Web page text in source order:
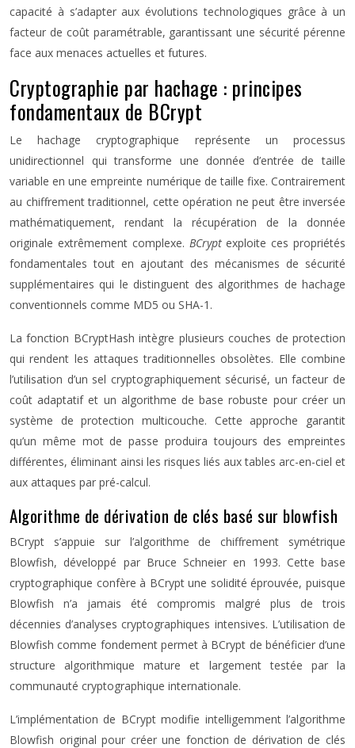
capacité à s’adapter aux évolutions technologiques grâce à un
facteur de coût paramétrable, garantissant une sécurité pérenne
face aux menaces actuelles et futures.
Cryptographie par hachage : principes
fondamentaux de BCrypt
Le hachage cryptographique représente un processus
unidirectionnel qui transforme une donnée d’entrée de taille
variable en une empreinte numérique de taille fixe. Contrairement
au chiffrement traditionnel, cette opération ne peut être inversée
mathématiquement, rendant la récupération de la donnée
originale extrêmement complexe. BCrypt exploite ces propriétés
fondamentales tout en ajoutant des mécanismes de sécurité
supplémentaires qui le distinguent des algorithmes de hachage
conventionnels comme MD5 ou SHA-1.
La fonction BCryptHash intègre plusieurs couches de protection
qui rendent les attaques traditionnelles obsolètes. Elle combine
l’utilisation d’un sel cryptographiquement sécurisé, un facteur de
coût adaptatif et un algorithme de base robuste pour créer un
système de protection multicouche. Cette approche garantit
qu’un même mot de passe produira toujours des empreintes
différentes, éliminant ainsi les risques liés aux tables arc-en-ciel et
aux attaques par pré-calcul.
Algorithme de dérivation de clés basé sur blowfish
BCrypt s’appuie sur l’algorithme de chiffrement symétrique
Blowfish, développé par Bruce Schneier en 1993. Cette base
cryptographique confère à BCrypt une solidité éprouvée, puisque
Blowfish n’a jamais été compromis malgré plus de trois
décennies d’analyses cryptographiques intensives. L’utilisation de
Blowfish comme fondement permet à BCrypt de bénéficier d’une
structure algorithmique mature et largement testée par la
communauté cryptographique internationale.
L’implémentation de BCrypt modifie intelligemment l’algorithme
Blowfish original pour créer une fonction de dérivation de clés